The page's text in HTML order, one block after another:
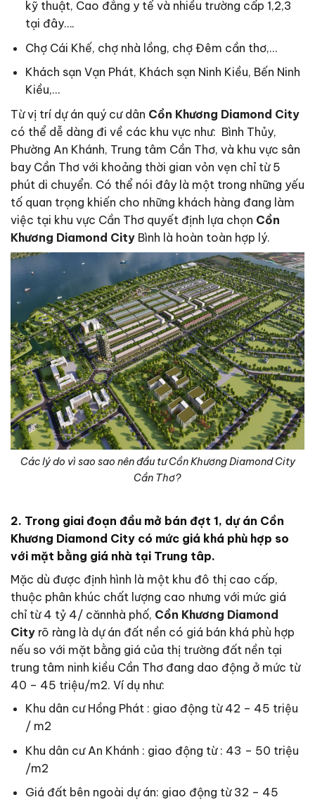
kỹ thuật, Cao đẳng y tế và nhiều trường cấp 1,2,3
tại đây….
Chợ Cái Khế, chợ nhà lồng, chợ Đêm cần thơ,…
Khách sạn Vạn Phát, Khách sạn Ninh Kiều, Bến Ninh
Kiều,…
Từ vị trí dự án quý cư dân Cồn Khương Diamond City
có thể dễ dàng đi về các khu vực như: Bình Thủy,
Phường An Khánh, Trung tâm Cần Thơ, và khu vực sân
bay Cần Thơ với khoảng thời gian vỏn vẹn chỉ từ 5
phút di chuyển. Có thể nói đây là một trong những yếu
tố quan trọng khiến cho những khách hàng đang làm
việc tại khu vực Cần Thơ quyết định lựa chọn Cồn
Khương Diamond City Bình là hoàn toàn hợp lý.
Các lý do vì sao sao nên đầu tư Cồn Khương Diamond City
Cần Thơ?
2. Trong giai đoạn đầu mở bán đợt 1, dự án Cồn
Khương Diamond City có mức giá khá phù hợp so
với mặt bằng giá nhà tại Trung tâp.
Mặc dù được định hình là một khu đô thị cao cấp,
thuộc phân khúc chất lượng cao nhưng với mức giá
chỉ từ 4 tỷ 4/ cănnhà phố, Cồn Khương Diamond
City rõ ràng là dự án đất nền có giá bán khá phù hợp
nếu so với mặt bằng giá của thị trường đất nền tại
trung tâm ninh kiều Cần Thơ đang dao động ở mức từ
40 – 45 triệu/m2. Ví dụ như:
Khu dân cư Hồng Phát : giao động từ 42 – 45 triệu
/ m2
Khu dân cư An Khánh : giao động từ : 43 – 50 triệu
/m2
Giá đất bên ngoài dự án: giao động từ 32 – 45